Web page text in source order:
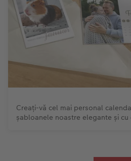
Creați-vă cel mai personal
șabloanele noastre elegante și cu